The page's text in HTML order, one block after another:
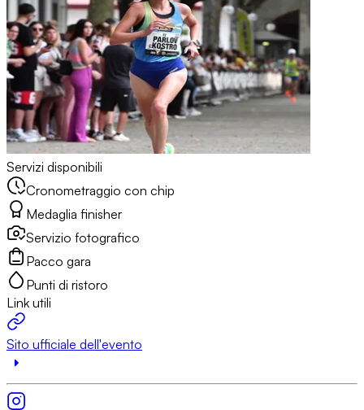
Servizi disponibili
Cronometraggio con chip
Medaglia finisher
Servizio fotografico
Pacco gara
Punti di ristoro
Link utili
Sito ufficiale dell'evento